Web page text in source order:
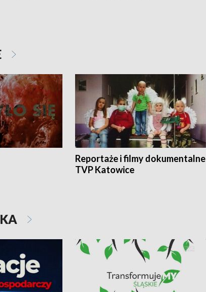
Reportaże i filmy dokumentalne
TVP Katowice